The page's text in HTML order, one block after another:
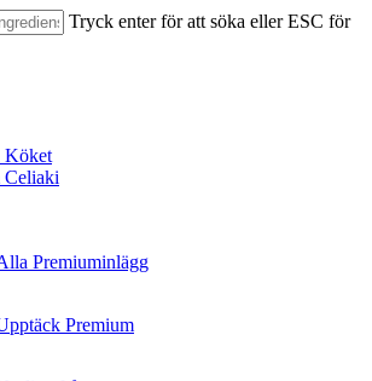
Tryck enter för att söka eller ESC för
Köket
Premiuminlägg
Premium